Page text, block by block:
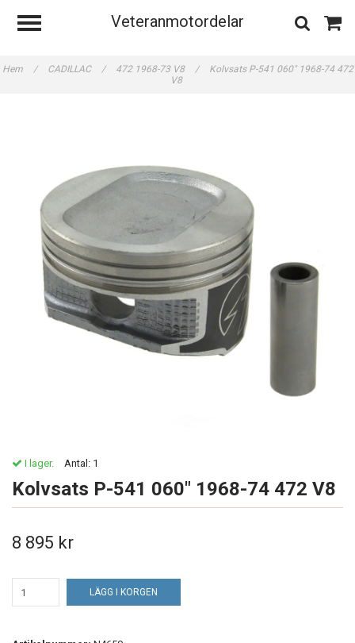
Veteranmotordelar
Hem / CADILLAC / 472 1968-73 V8 /
Kolvsats P-541 060" 1968-74 472
V8
I lager. Antal: 1
Kolvsats P-541 060" 1968-74 472 V8
8 895 kr
LÄGG I KORGEN